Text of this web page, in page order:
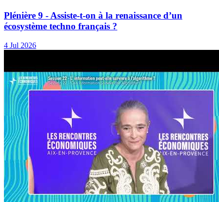
Plénière 9 - Assiste-t-on à la renaissance d’un
écosystème techno français ?
4 Jul 2026